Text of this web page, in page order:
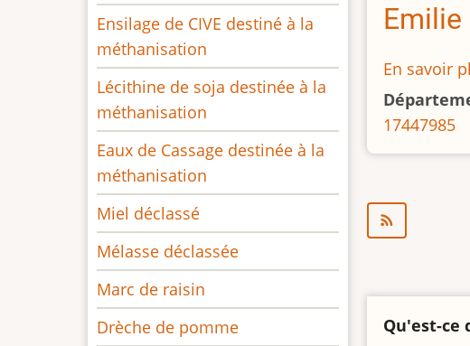
Emilie
En savoir
17447985
Qu'est-ce
Ensilage de CIVE destiné à la
méthanisation
Lécithine de soja destinée à la
méthanisation
Eaux de Cassage destinée à la
méthanisation
Miel déclassé
Mélasse déclassée
Marc de raisin
Drèche de pomme